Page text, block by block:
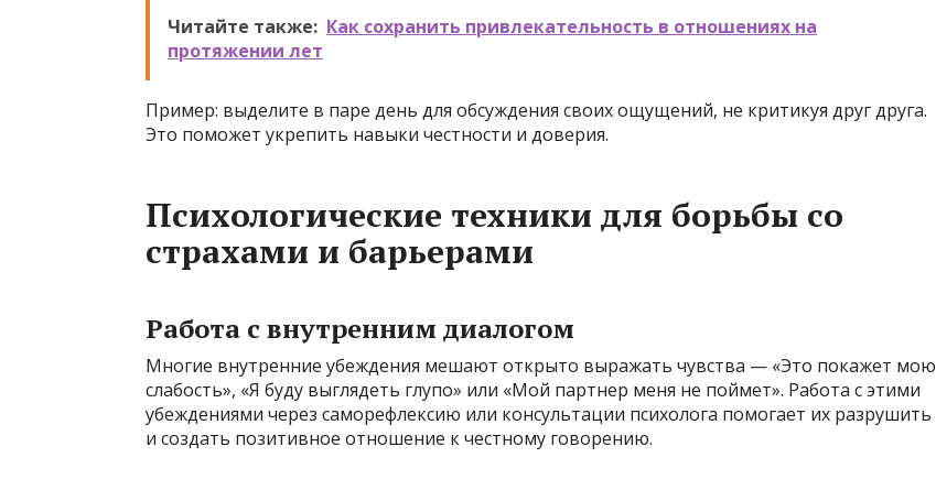
Читайте также: Как сохранить привлекательность в отношениях на
протяжении лет
Пример: выделите в паре день для обсуждения своих ощущений, не критикуя друг друга.
Это поможет укрепить навыки честности и доверия.
Психологические техники для борьбы со
страхами и барьерами
Работа с внутренним диалогом
Многие внутренние убеждения мешают открыто выражать чувства — «Это покажет мою
слабость», «Я буду выглядеть глупо» или «Мой партнер меня не поймет». Работа с этими
убеждениями через саморефлексию или консультации психолога помогает их разрушить
и создать позитивное отношение к честному говорению.